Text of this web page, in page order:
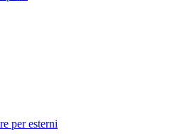
per esterni